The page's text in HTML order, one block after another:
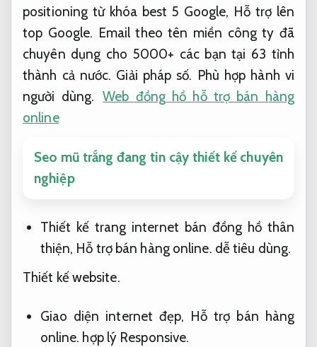
positioning từ khóa best 5 Google, Hỗ trợ lên
top Google. Email theo tên miền công ty đã
chuyên dụng cho 5000+ các bạn tại 63 tỉnh
thành cả nước. Giải pháp số. Phù hợp hành vi
người dùng. Web đồng hồ hỗ trợ bán hàng
online
Seo mũ trắng đang tin cậy thiết kế chuyên
nghiệp
Thiết kế trang internet bán đồng hồ thân
thiện, Hỗ trợ bán hàng online. dễ tiêu dùng.
Thiết kế website.
Giao diện internet đẹp, Hỗ trợ bán hàng
online. hợp lý Responsive.